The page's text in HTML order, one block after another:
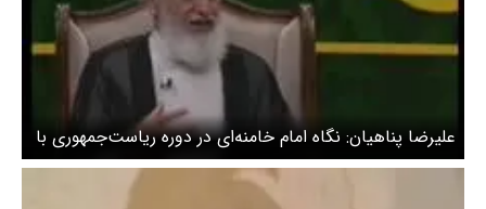
علیرضا پناهیان: نگاه امام خامنه‌ای در دوره ریاست‌جمهوری با
دوره رهبری تفاوت داشت + ویدئو